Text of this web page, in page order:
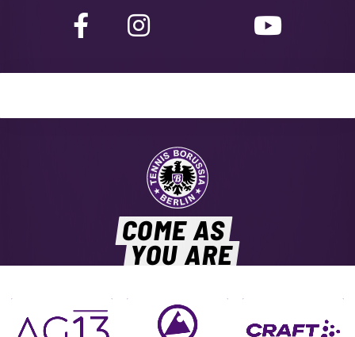
COME AS
YOU ARE